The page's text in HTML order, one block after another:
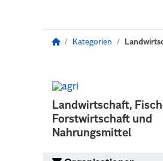
Kategorien
Landwirtschaft,
Forstwirtschaft und
Nahrungsmittel